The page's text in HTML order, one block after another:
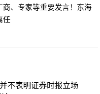
、专家等重要发言！ 东海
任
不表明证券时报立场